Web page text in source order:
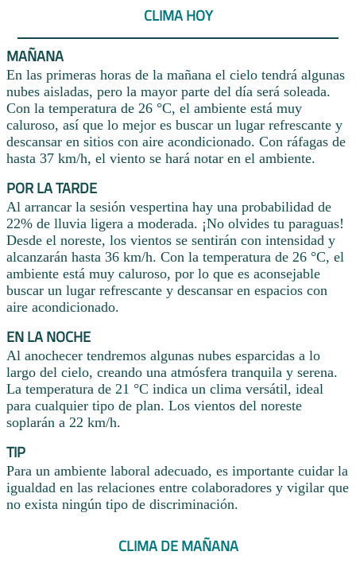
CLIMA HOY
MAÑANA
En las primeras horas de la mañana el cielo tendrá algunas
nubes aisladas, pero la mayor parte del día será soleada.
Con la temperatura de 26 °C, el ambiente está muy
caluroso, así que lo mejor es buscar un lugar refrescante y
descansar en sitios con aire acondicionado. Con ráfagas de
hasta 37 km/h, el viento se hará notar en el ambiente.
POR LA TARDE
Al arrancar la sesión vespertina hay una probabilidad de
22% de lluvia ligera a moderada. ¡No olvides tu paraguas!
Desde el noreste, los vientos se sentirán con intensidad y
alcanzarán hasta 36 km/h. Con la temperatura de 26 °C, el
ambiente está muy caluroso, por lo que es aconsejable
buscar un lugar refrescante y descansar en espacios con
aire acondicionado.
EN LA NOCHE
Al anochecer tendremos algunas nubes esparcidas a lo
largo del cielo, creando una atmósfera tranquila y serena.
La temperatura de 21 °C indica un clima versátil, ideal
para cualquier tipo de plan. Los vientos del noreste
soplarán a 22 km/h.
TIP
Para un ambiente laboral adecuado, es importante cuidar la
igualdad en las relaciones entre colaboradores y vigilar que
no exista ningún tipo de discriminación.
CLIMA DE MAÑANA